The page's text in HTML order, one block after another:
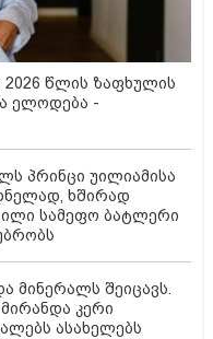
2026 წლის ზაფხულის
ელოდება -
პრინცი უილიამისა
ხშირად
სამეფო ბატლერი
მინერალს შეიცავს.
კერი
ასახელებს